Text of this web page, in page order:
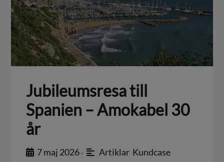
Jubileumsresa till
Spanien – Amokabel 30
år
7 maj 2026 • Artiklar, Kundcase